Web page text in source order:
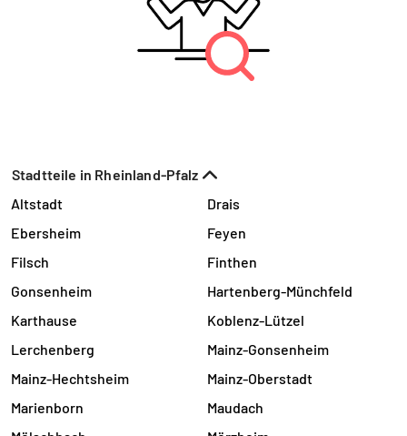
Stadtteile in Rheinland-Pfalz
Altstadt
Drais
Ebersheim
Feyen
Filsch
Finthen
Gonsenheim
Hartenberg-Münchfeld
Karthause
Koblenz-Lützel
Lerchenberg
Mainz-Gonsenheim
Mainz-Hechtsheim
Mainz-Oberstadt
Marienborn
Maudach